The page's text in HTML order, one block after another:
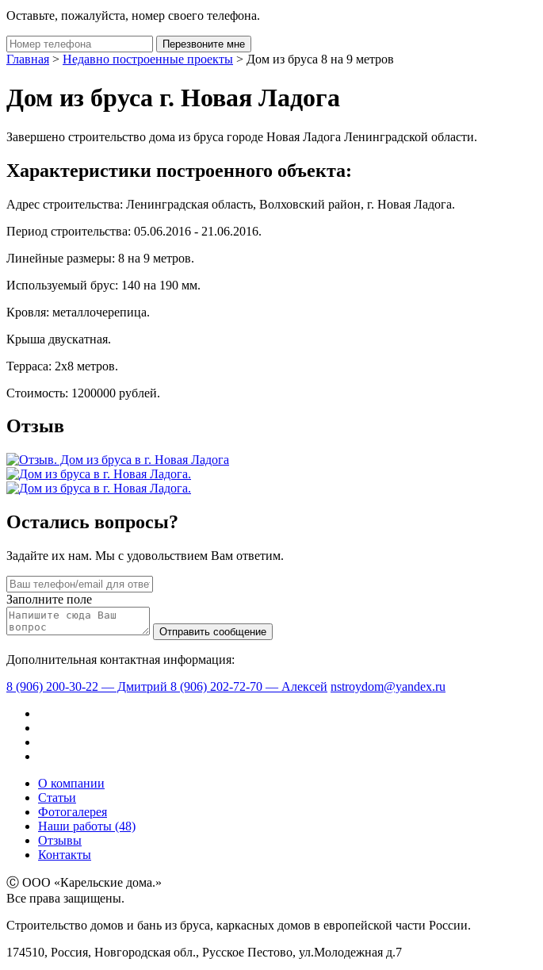
Оставьте, пожалуйста, номер своего телефона.
Главная > Недавно построенные проекты > Дом из бруса 8 на 9 метров
Дом из бруса г. Новая Ладога
Завершено строительство дома из бруса городе Новая Ладога Ленинградской области.
Характеристики построенного объекта:
Адрес строительства: Ленинградская область, Волховский район, г. Новая Ладога.
Период строительства: 05.06.2016 - 21.06.2016.
Линейные размеры: 8 на 9 метров.
Используемый брус: 140 на 190 мм.
Кровля: металлочерепица.
Крыша двускатная.
Терраса: 2х8 метров.
Стоимость: 1200000 рублей.
Отзыв
Остались вопросы?
Задайте их нам. Мы с удовольствием Вам ответим.
Заполните поле
Дополнительная контактная информация:
8 (906) 200-30-22 — Дмитрий 8 (906) 202-72-70 — Алексей nstroydom@yandex.ru
О компании
Статьи
Фотогалерея
Наши работы (48)
Отзывы
Контакты
Ⓒ ООО «Карельские дома.»
Все права защищены.
Строительство домов и бань из бруса, каркасных домов в европейской части России.
174510, Россия, Новгородская обл., Русское Пестово, ул.Молодежная д.7